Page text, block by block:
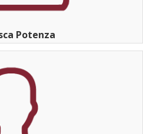
Potenza